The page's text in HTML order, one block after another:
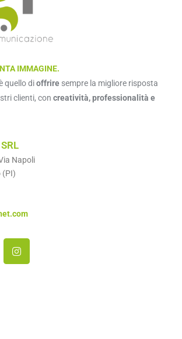
IMMAGINE.
quello dioffrire sempre la migliore risposta
clienti, con creatività, professionalità e
Napoli
(PI)